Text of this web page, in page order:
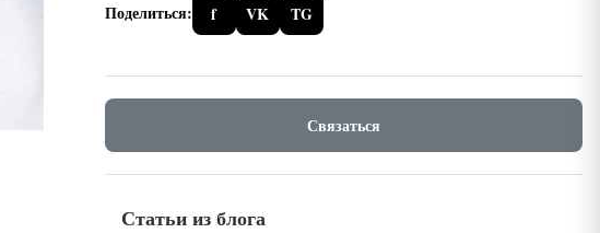
Поделиться: f VK TG
Связаться
Статьи из блога